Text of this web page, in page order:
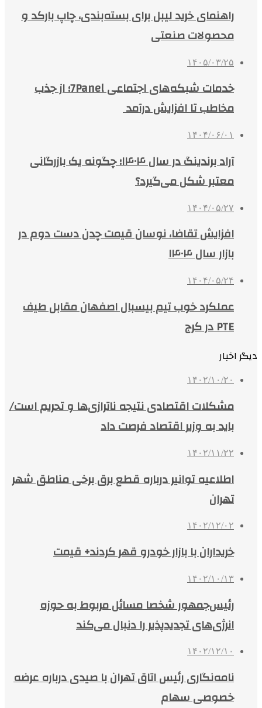
راهنمای خرید لیبل برای بسته‌بندی، چاپ بارکد و
محصولات صنعتی
۱۴۰۵/۰۳/۲۵
خدمات شبکه‌های اجتماعی 7Panel؛ از جذب
مخاطب تا افزایش درآمد
۱۴۰۴/۰۶/۰۱
آراد برندینگ در سال ۱۴۰۴؛ چگونه یک بازرگانی
معتبر شکل می‌گیرد؟
۱۴۰۴/۰۵/۲۷
افزایش تقاضا، نوسان قیمت چدن دست دوم در
بازار سال ۱۴۰۴
۱۴۰۴/۰۵/۲۴
عملکرد خوب تیم بیسبال اصفهان مقابل طیف
PTE در کرج
دیگر اخبار
۱۴۰۲/۱۰/۲۰
مشکلات اقتصادی نتیجه ناترازی‌ها و تحریم است/
باید به وزیر اقتصاد فرصت داد
۱۴۰۲/۱۱/۲۲
اطلاعیه توانیر درباره قطع برق برخی مناطق شهر
تهران
۱۴۰۲/۱۲/۰۲
خریداران با بازار خودرو قهر کردند+ قیمت
۱۴۰۲/۱۰/۱۳
رئیس‌جمهور شخصا مسائل مربوط به حوزه
انرژی‌های تجدیدپذیر را دنبال می‌کند
۱۴۰۲/۱۲/۱۰
نامه‌نگاری رئیس اتاق تهران با صیدی درباره عرضه
خصوصی سهام